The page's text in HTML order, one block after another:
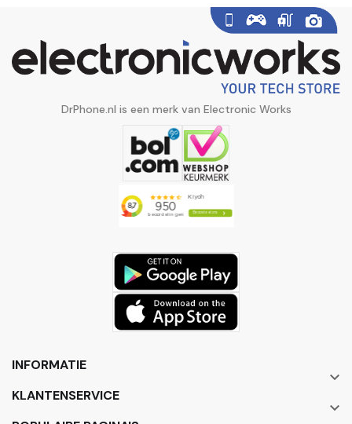
DrPhone.nl is een merk van Electronic Works
INFORMATIE

KLANTENSERVICE
